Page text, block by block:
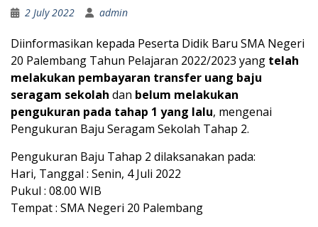
2 July 2022 admin
Diinformasikan kepada Peserta Didik Baru SMA Negeri
20 Palembang Tahun Pelajaran 2022/2023 yang telah
melakukan pembayaran transfer uang baju
seragam sekolah dan belum melakukan
pengukuran pada tahap 1 yang lalu, mengenai
Pengukuran Baju Seragam Sekolah Tahap 2.
Pengukuran Baju Tahap 2 dilaksanakan pada:
Hari, Tanggal : Senin, 4 Juli 2022
Pukul : 08.00 WIB
Tempat : SMA Negeri 20 Palembang